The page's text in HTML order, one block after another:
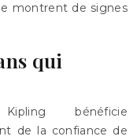
montrent de signes
qui
bénéficie
de la confiance de